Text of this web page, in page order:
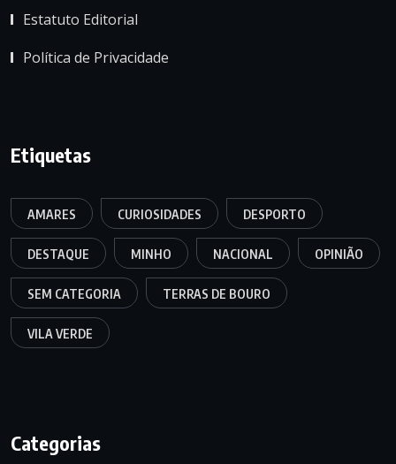
Estatuto Editorial
Política de Privacidade
Etiquetas
AMARES CURIOSIDADES DESPORTO
DESTAQUE MINHO NACIONAL OPINIÃO
SEM CATEGORIA TERRAS DE BOURO
VILA VERDE
Categorias